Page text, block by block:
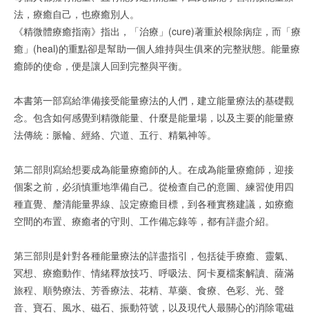
法，療癒自己，也療癒別人。
《精微體療癒指南》指出，「治療」(cure)著重於根除病症，而「療
癒」(heal)的重點卻是幫助一個人維持與生俱來的完整狀態。能量療
癒師的使命，便是讓人回到完整與平衡。
本書第一部寫給準備接受能量療法的人們，建立能量療法的基礎觀
念。包含如何感覺到精微能量、什麼是能量場，以及主要的能量療
法傳統：脈輪、經絡、穴道、五行、精氣神等。
第二部則寫給想要成為能量療癒師的人。在成為能量療癒師，迎接
個案之前，必須慎重地準備自己。從檢查自己的意圖、練習使用四
種直覺、釐清能量界線、設定療癒目標，到各種實務建議，如療癒
空間的布置、療癒者的守則、工作備忘錄等，都有詳盡介紹。
第三部則是針對各種能量療法的詳盡指引，包括徒手療癒、靈氣、
冥想、療癒動作、情緒釋放技巧、呼吸法、阿卡夏檔案解讀、薩滿
旅程、順勢療法、芳香療法、花精、草藥、食療、色彩、光、聲
音、寶石、風水、磁石、振動符號，以及現代人最關心的消除電磁